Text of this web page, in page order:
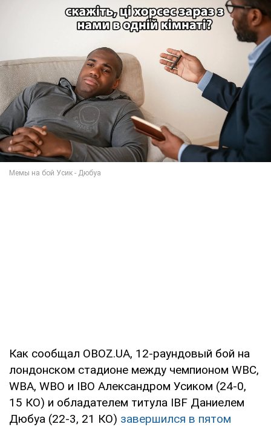
Как сообщал OBOZ.UA, 12-раундовый бой на
лондонском стадионе между чемпионом WBC,
WBA, WBO и IBO Александром Усиком (24-0,
15 КО) и обладателем титула IBF Даниелем
Дюбуа (22-3, 21 КО) завершился в пятом